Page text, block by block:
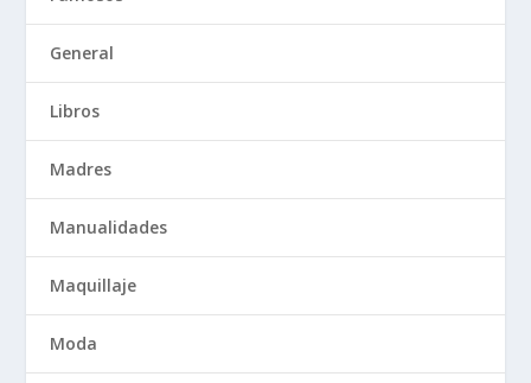
General
Libros
Madres
Manualidades
Maquillaje
Moda